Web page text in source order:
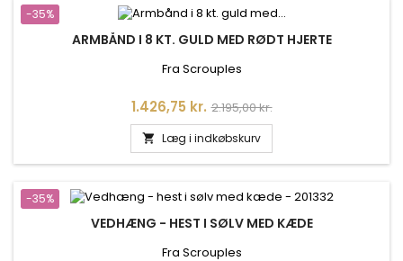
-35%
ARMBÅND I 8 KT. GULD MED RØDT HJERTE
Fra Scrouples
Pris
1.426,75 kr. Normalpris
2.195,00 kr.
 Læg i indkøbskurv
-35%
VEDHÆNG - HEST I SØLV MED KÆDE
Fra Scrouples